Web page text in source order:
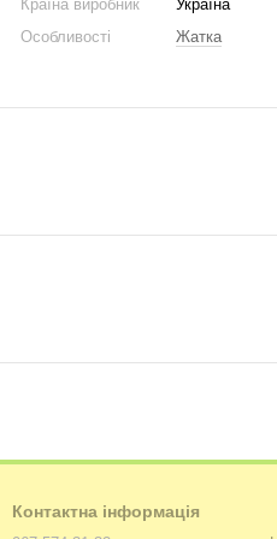
Країна виробник
Україна
Особливості
Жатка
Контактна інформація